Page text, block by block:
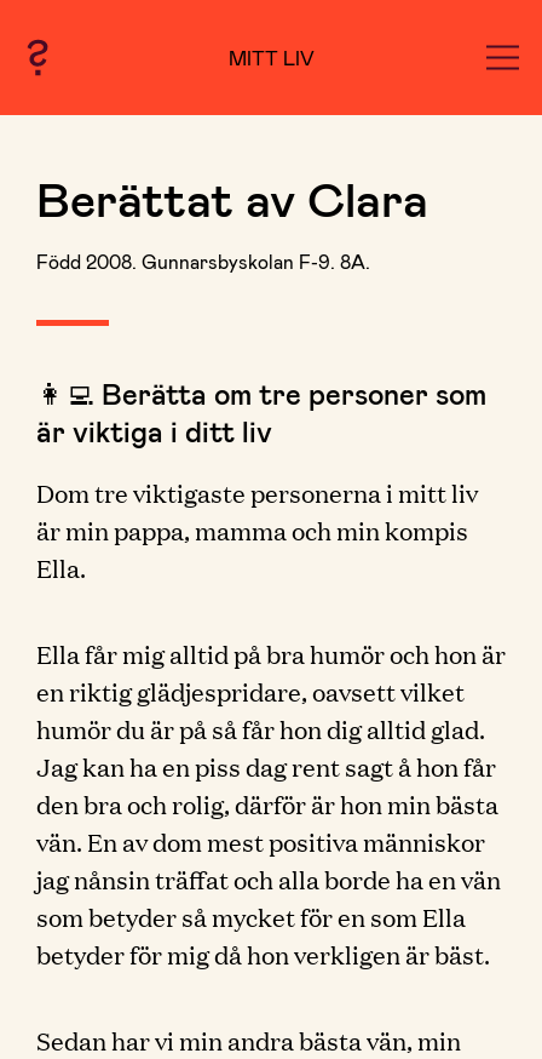
MITT LIV
Berättat av Clara
Född 2008. Gunnarsbyskolan F-9. 8A.
👩‍💻 Berätta om tre personer som
är viktiga i ditt liv
Dom tre viktigaste personerna i mitt liv
är min pappa, mamma och min kompis
Ella.
Ella får mig alltid på bra humör och hon är
en riktig glädjespridare, oavsett vilket
humör du är på så får hon dig alltid glad.
Jag kan ha en piss dag rent sagt å hon får
den bra och rolig, därför är hon min bästa
vän. En av dom mest positiva människor
jag nånsin träffat och alla borde ha en vän
som betyder så mycket för en som Ella
betyder för mig då hon verkligen är bäst.
Sedan har vi min andra bästa vän, min